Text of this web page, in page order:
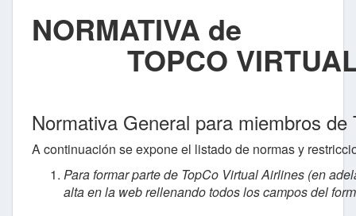
NORMATIVA de
TOPCO VIRTUAL
Normativa General para miembros
A continuación se expone el listado de normas y
Para formar parte de TopCo Virtual Airlines (en
alta en la web rellenando todos los campos del